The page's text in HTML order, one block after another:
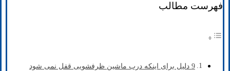
فهرست مطالب
9 دلیل برای اینکه درب ماشین ظرفشویی قفل نمی شود